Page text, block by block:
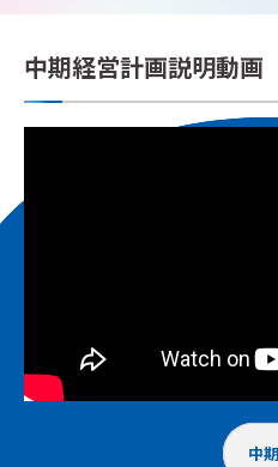
中期経営計画説明動画
中